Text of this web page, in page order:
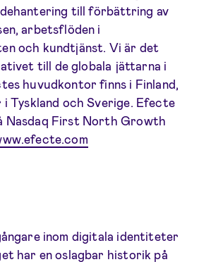
till förbättring av
arbetsflöden i
och kundtjänst. Vi är det
till de globala jättarna i
huvudkontor finns i Finland,
Tyskland och Sverige. Efecte
Nasdaq First North Growth
inom digitala identiteter
har en oslagbar historik på